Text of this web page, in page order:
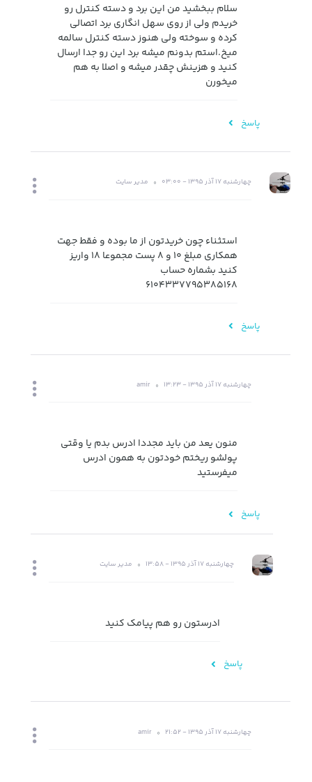
سلام ببخشید من این برد و دسته کنترل رو
خریدم ولی از روی سهل انگاری برد اتصالی
کرده و سوخته ولی هنوز دسته کنترل سالمه
میخ.استم بدونم میشه برد این رو جدا ارسال
کنید و هزینش چقدر میشه و اصلا به هم
میخورن
پاسخ
چهارشنبه 17 آذر 1395 - 03:00 مدیر سایت
استثناء چون خریدتون از ما بوده و فقط جهت
همکاری مبلغ 10 و 8 پست مجموعا 18 واریز
کنید بشماره حساب
6104337795385168
پاسخ
چهارشنبه 17 آذر 1395 - 13:23 amir
منون یعد من باید مجددا ادرس بدم یا وقتی
پولشو ریختم خودتون به همون ادرس
میفرستید
پاسخ
چهارشنبه 17 آذر 1395 - 13:58 مدیر سایت
ادرستون رو هم پیامک کنید
پاسخ
چهارشنبه 17 آذر 1395 - 21:52 amir